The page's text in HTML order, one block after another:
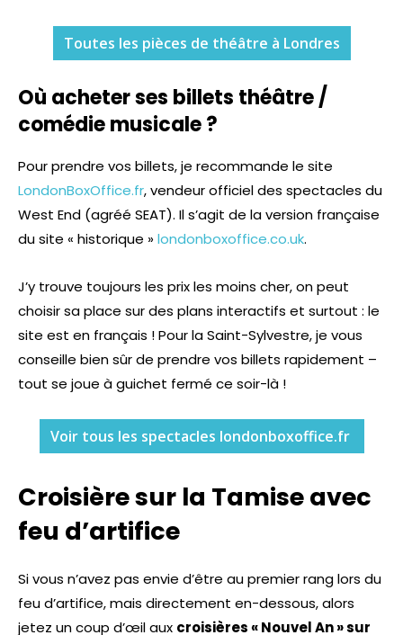
Toutes les pièces de théâtre à Londres
Où acheter ses billets théâtre /
comédie musicale ?
Pour prendre vos billets, je recommande le site
LondonBoxOffice.fr, vendeur officiel des spectacles du
West End (agréé SEAT). Il s’agit de la version française
du site « historique »londonboxoffice.co.uk.
J’y trouve toujours les prix les moins cher, on peut
choisir sa place sur des plans interactifs et surtout : le
site est en français ! Pour la Saint-Sylvestre, je vous
conseille bien sûr de prendre vos billets rapidement –
tout se joue à guichet fermé ce soir-là !
Voir tous les spectacles londonboxoffice.fr
Croisière sur la Tamise avec
feu d’artifice
Si vous n’avez pas envie d’être au premier rang lors du
feu d’artifice, mais directement en-dessous, alors
jetez un coup d’œil aux croisières « Nouvel An » sur